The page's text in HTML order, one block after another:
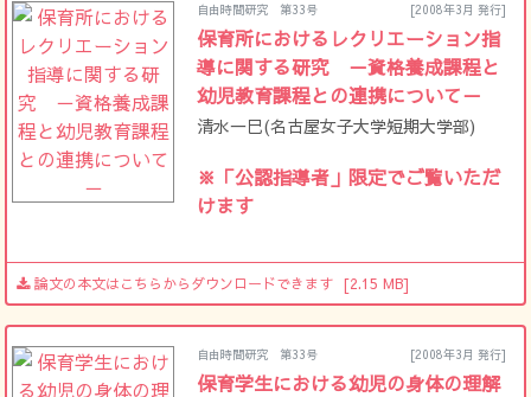
自由時間研究 第33号 [2008年3月 発行]
保育所におけるレクリエーション指
導に関する研究 －資格養成課程と
幼児教育課程との連携について－
清水一巳(名古屋女子大学短期大学部)
※「公認指導者」限定でご覧いただ
けます
論文の本文はこちらからダウンロードできます [2.15 MB]
自由時間研究 第33号 [2008年3月 発行]
保育学生における幼児の身体の理解